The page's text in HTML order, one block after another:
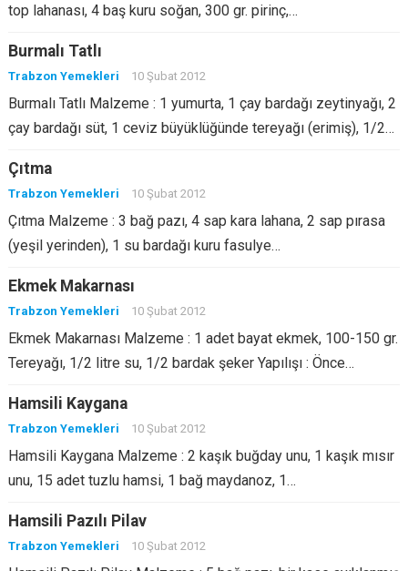
top lahanası, 4 baş kuru soğan, 300 gr. pirinç,…
Burmalı Tatlı
Trabzon Yemekleri 10 Şubat 2012
Burmalı Tatlı Malzeme : 1 yumurta, 1 çay bardağı zeytinyağı, 2
çay bardağı süt, 1 ceviz büyüklüğünde tereyağı (erimiş), 1/2…
Çıtma
Trabzon Yemekleri 10 Şubat 2012
Çıtma Malzeme : 3 bağ pazı, 4 sap kara lahana, 2 sap pırasa
(yeşil yerinden), 1 su bardağı kuru fasulye…
Ekmek Makarnası
Trabzon Yemekleri 10 Şubat 2012
Ekmek Makarnası Malzeme : 1 adet bayat ekmek, 100-150 gr.
Tereyağı, 1/2 litre su, 1/2 bardak şeker Yapılışı : Önce…
Hamsili Kaygana
Trabzon Yemekleri 10 Şubat 2012
Hamsili Kaygana Malzeme : 2 kaşık buğday unu, 1 kaşık mısır
unu, 15 adet tuzlu hamsi, 1 bağ maydanoz, 1…
Hamsili Pazılı Pilav
Trabzon Yemekleri 10 Şubat 2012